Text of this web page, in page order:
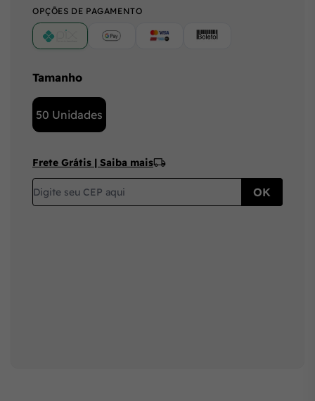
OPÇÕES DE PAGAMENTO
Google Pay (Crédito/Débito)
Cartão Boleto
Frete Grátis | Saiba mais
Tamanho
50 Unidades